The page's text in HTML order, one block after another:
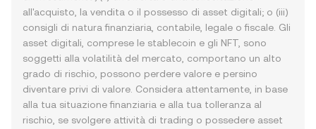
all'acquisto, la vendita o il possesso di asset digitali; o (iii)
consigli di natura finanziaria, contabile, legale o fiscale. Gli
asset digitali, comprese le stablecoin e gli NFT, sono
soggetti alla volatilità del mercato, comportano un alto
grado di rischio, possono perdere valore e persino
diventare privi di valore. Considera attentamente, in base
alla tua situazione finanziaria e alla tua tolleranza al
rischio, se svolgere attività di trading o possedere asset